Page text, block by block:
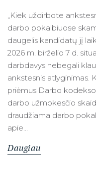
„Kiek uždirbote
darbo pokalbiuose
daugelis kandidatų jį
2026 m. birželio 7 d.
darbdavys nebegali
ankstesnis atlyginimas.
priėmus Darbo
darbo užmokesčio
draudžiama darbo
apie…
Daugiau